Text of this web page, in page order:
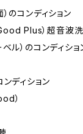
のコンディション
Plus）超音波
ル）のコンディショ
ンディション
）